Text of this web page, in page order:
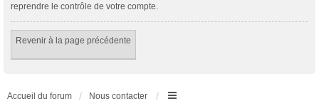
reprendre le contrôle de votre compte.
Revenir à la page précédente
Accueil du forum Nous contacter